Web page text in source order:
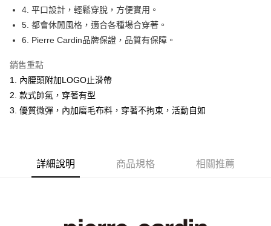
Google Pay
ATM付款
全家取貨付款
每筆NT$60，滿NT$1,200(含以上)免運費
付款後全家取貨
4. 平口設計，輕鬆穿脫，方便實用。
5. 都會休閒風格，適合各種場合穿著。
6. Pierre Cardin品牌保證，品質有保障。
銷售重點
1. 內腰頭附加LOGO止滑帶
2. 款式帥氣，穿著有型
3. 優質微彈，內加磨毛布料，穿著不拘束，活動自如
詳細說明 商品規格 相關推薦